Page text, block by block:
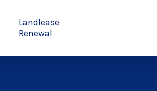
Landlease
Renewal